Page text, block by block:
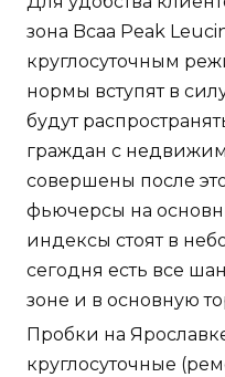
зона Bcaa Peak
круглосуточным
нормы вступят в
будут
граждан с
совершены после
фьючерсы на
индексы стоят в
сегодня есть все
зоне и в основную
Пробки на
круглосуточные